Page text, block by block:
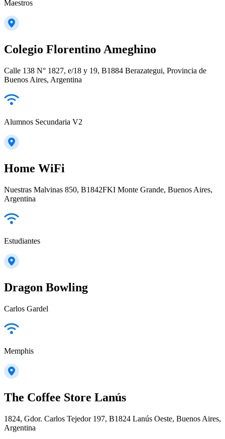
Maestros
Colegio Florentino Ameghino
Calle 138 N° 1827, e/18 y 19, B1884 Berazategui, Provincia de
Buenos Aires, Argentina
Alumnos Secundaria V2
Home WiFi
Nuestras Malvinas 850, B1842FKI Monte Grande, Buenos Aires,
Argentina
Estudiantes
Dragon Bowling
Carlos Gardel
Memphis
The Coffee Store Lanús
1824, Gdor. Carlos Tejedor 197, B1824 Lanús Oeste, Buenos Aires,
Argentina